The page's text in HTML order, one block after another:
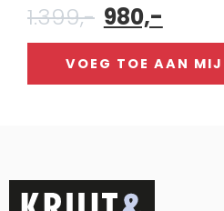
1.399,-
prijs
was:
1.399,-.
980,-
prijs
is:
VOEG TOE AAN